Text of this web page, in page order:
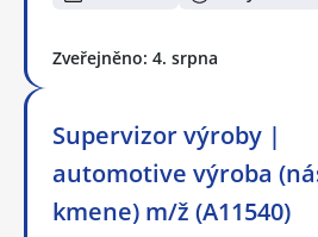
Zveřejněno: 4. srpna
Supervizor výroby |
automotive výroba
kmene) m/ž (A11540)